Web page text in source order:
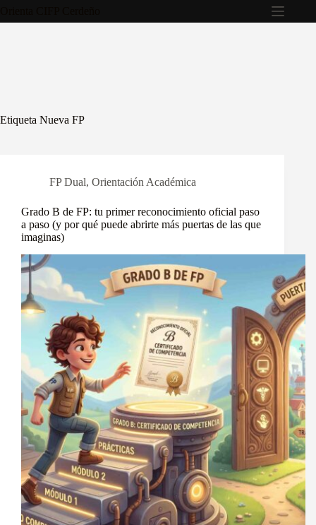
Etiqueta Nueva FP
FP Dual, Orientación Académica
Grado B de FP: tu primer reconocimiento oficial paso
a paso (y por qué puede abrirte más puertas de las que
imaginas)